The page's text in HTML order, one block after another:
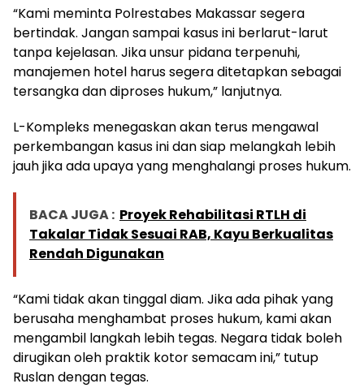
“Kami meminta Polrestabes Makassar segera
bertindak. Jangan sampai kasus ini berlarut-larut
tanpa kejelasan. Jika unsur pidana terpenuhi,
manajemen hotel harus segera ditetapkan sebagai
tersangka dan diproses hukum,” lanjutnya.
L-Kompleks menegaskan akan terus mengawal
perkembangan kasus ini dan siap melangkah lebih
jauh jika ada upaya yang menghalangi proses hukum.
BACA JUGA : Proyek Rehabilitasi RTLH di
Takalar Tidak Sesuai RAB, Kayu Berkualitas
Rendah Digunakan
“Kami tidak akan tinggal diam. Jika ada pihak yang
berusaha menghambat proses hukum, kami akan
mengambil langkah lebih tegas. Negara tidak boleh
dirugikan oleh praktik kotor semacam ini,” tutup
Ruslan dengan tegas.